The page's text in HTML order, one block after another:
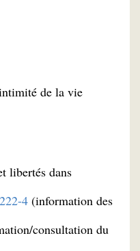
de la vie
libertés dans
4 (information des
consultation du